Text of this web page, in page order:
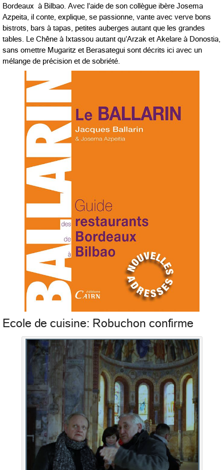
Bordeaux à Bilbao. Avec l’aide de son collègue ibère Josema
Azpeita, il conte, explique, se passionne, vante avec verve bons
bistrots, bars à tapas, petites auberges autant que les grandes
tables. Le Chêne à Ixtassou autant qu’Arzak et Akelare à Donostia,
sans omettre Mugaritz et Berasategui sont décrits ici avec un
mélange de précision et de sobriété.
Ecole de cuisine: Robuchon confirme